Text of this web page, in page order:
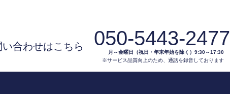
合わせはこちら 050-5443-2477
月～金曜日（祝日・年末年始を除く）9:30～17:30
※サービス品質向上のため、通話を録音しております